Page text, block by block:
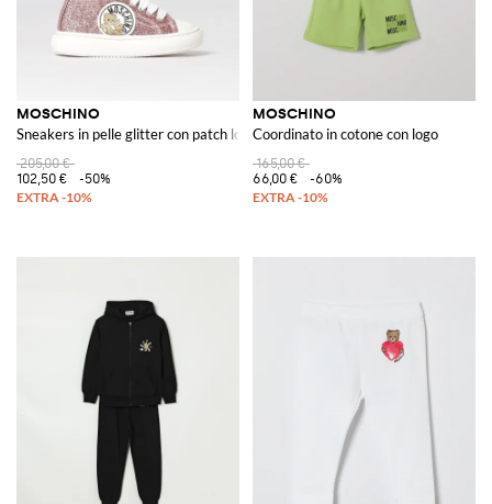
MOSCHINO
Sneakers in pelle glitter con patch logo
205,00 €
102,50 €
-50%
MOSCHINO
Coordinato in cotone con logo
165,00 €
66,00 €
-60%